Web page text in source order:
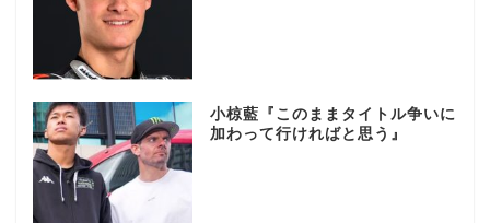
小椋藍『このままタイトル争いに
加わって行ければと思う』